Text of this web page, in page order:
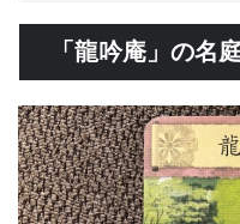
「龍吟庵」の名